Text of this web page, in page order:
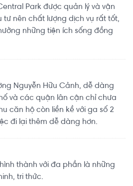
Park được quản lý và vận
tư nên chất lượng dịch vụ rất tốt,
những tiện ích sống đồng
Nguyễn Hữu Cảnh, dễ dàng
và các quận lân cận chỉ chưa
căn hộ còn liền kề với ga số 2
đi lại thêm dễ dàng hơn.
thành với đa phần là những
tri thức.